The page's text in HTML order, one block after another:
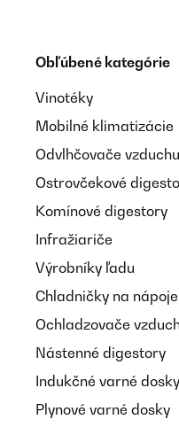
Obľúbené kategórie
Vinotéky
Mobilné klimatizácie
Odvlhčovače vzduchu
Ostrovčekové
Komínové digestory
Infražiariče
Výrobníky ľadu
Chladničky na nápoje
Ochladzovače
Nástenné digestory
Indukčné varné dosky
Plynové varné dosky